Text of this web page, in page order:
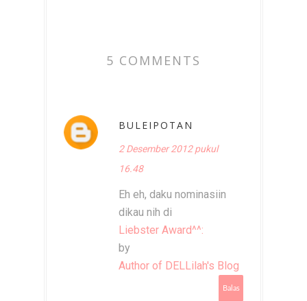
5 COMMENTS
BULEIPOTAN
2 Desember 2012 pukul
16.48
Eh eh, daku nominasiin
dikau nih di
Liebster Award^^:
by
Author of DELLilah's Blog
Balas